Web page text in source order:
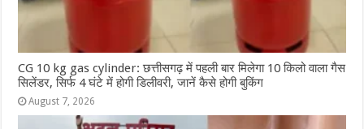
CG 10 kg gas cylinder: छत्तीसगढ़ में पहली बार मिलेगा 10 किलो वाला गैस
सिलेंडर, सिर्फ 4 घंटे में होगी डिलीवरी, जानें कैसे होगी बुकिंग
August 7, 2026